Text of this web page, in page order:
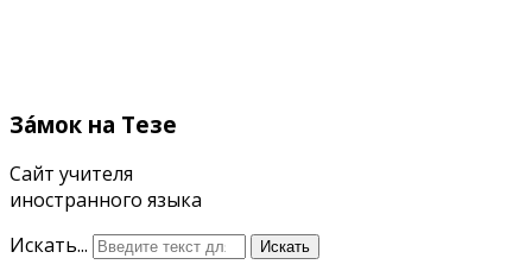
Зáмок на Тезе
Сайт учителя
иностранного языка
Искать...
Искать